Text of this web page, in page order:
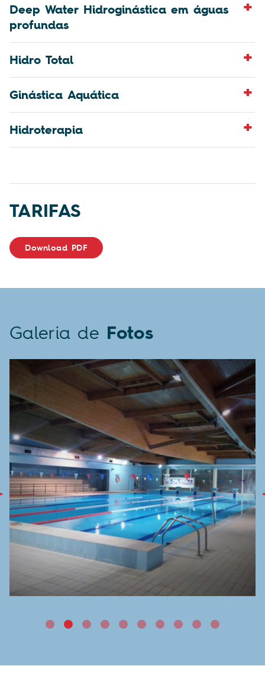
Deep Water Hidroginástica em águas
profundas
Hidro Total
Ginástica Aquática
Hidroterapia
TARIFAS
Download PDF
Galeria de Fotos